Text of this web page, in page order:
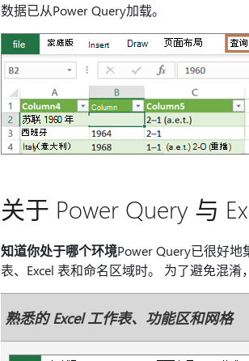
数据已从Power Query加载。
关于 Power Query 与
知道你处于哪个环境Power Query已很好地
表、Excel 表和命名区域时。 为了避免混淆
熟悉的 Excel 工作表、功能区和网格